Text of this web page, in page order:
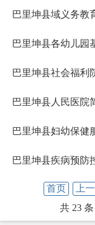
巴里坤县域义务教
巴里坤县各幼儿园
巴里坤县社会福利
巴里坤县人民医院
巴里坤县妇幼保健
巴里坤县疾病预防
首页 上
共 23 条